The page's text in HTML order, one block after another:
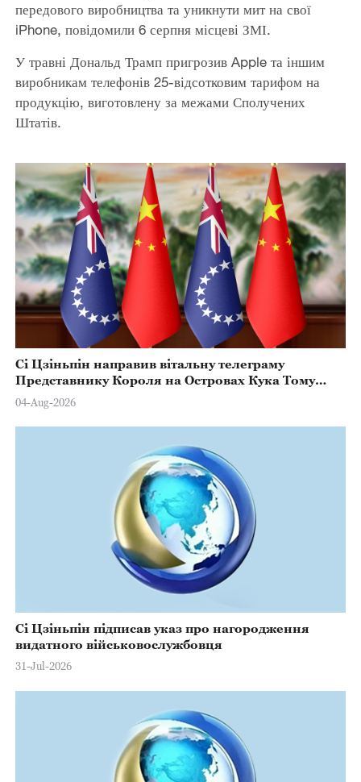
передового виробництва та уникнути мит на свої
iPhone, повідомили 6 серпня місцеві ЗМІ.
У травні Дональд Трамп пригрозив Apple та іншим
виробникам телефонів 25-відсотковим тарифом на
продукцію, виготовлену за межами Сполучених
Штатів.
Сі Цзіньпін направив вітальну телеграму
Представнику Короля на Островах Кука Тому
Марстерсу з нагоди Дня Конституції
04-Aug-2026
Сі Цзіньпін підписав указ про нагородження
видатного військовослужбовця
31-Jul-2026